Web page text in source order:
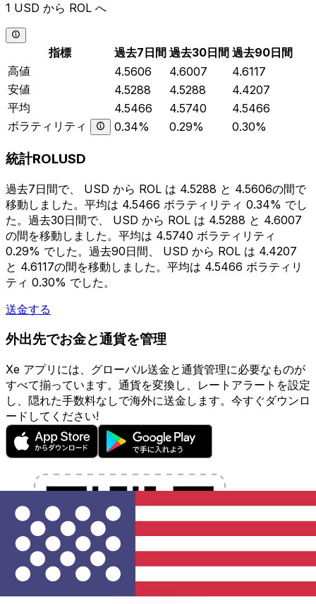
1 USD から ROL へ
指標 過去7日間 過去30日間 過去90日間
高値
4.5606 4.6007
4.6117
安値
4.5288 4.5288
4.4207
平均
4.5466 4.5740
4.5466
ボラティリティ
0.34% 0.29% 0.30%
統計ROLUSD
過去7日間で、 USD から ROL は 4.5288 と 4.5606の間で
移動しました。平均は 4.5466 ボラティリティ 0.34% でし
た。過去30日間で、 USD から ROL は 4.5288 と 4.6007
の間を移動しました。平均は 4.5740 ボラティリティ
0.29% でした。過去90日間、 USD から ROL は 4.4207
と 4.6117の間を移動しました。平均は 4.5466 ボラティリ
ティ 0.30% でした。
送金する
外出先でお金と通貨を管理
Xe アプリには、グローバル送金と通貨管理に必要なものが
すべて揃っています。通貨を変換し、レートアラートを設定
し、隠れた手数料なしで海外に送金します。今すぐダウンロ
ードしてください!